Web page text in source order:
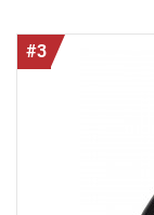
#3